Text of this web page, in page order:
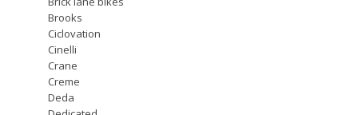
Brooks
Ciclovation
Cinelli
Crane
Creme
Deda